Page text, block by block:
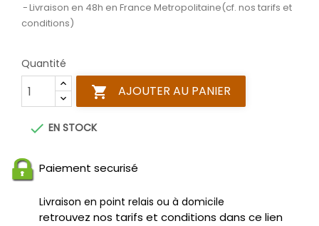
Livraison en 48h en France Metropolitaine(cf. nos tarifs et
conditions)
Quantité
 AJOUTER AU PANIER
 EN STOCK
Paiement securisé
Livraison en point relais ou à domicile
retrouvez nos tarifs et conditions dans ce lien